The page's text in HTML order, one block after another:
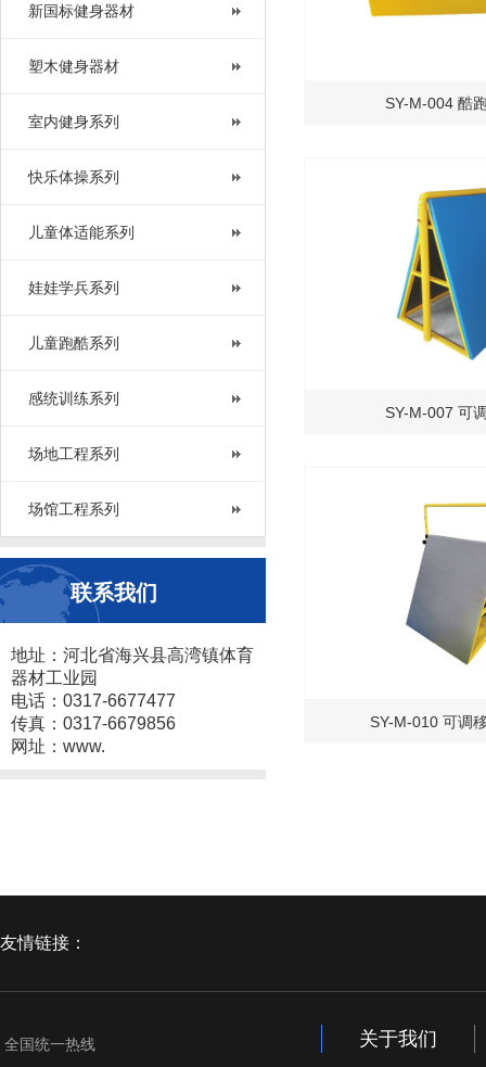
新国标健身器材
塑木健身器材
室内健身系列
快乐体操系列
儿童体适能系列
娃娃学兵系列
儿童跑酷系列
感统训练系列
场地工程系列
场馆工程系列
联系我们
地址：河北省海兴县高湾镇体育
器材工业园
电话：0317-6677477
传真：0317-6679856
网址：www.
SY-M-004 酷
SY-M-007 可
SY-M-010 可调
友情链接：
全国统一热线 关于我们